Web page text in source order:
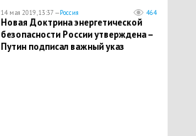
14 мая 2019, 13:37 —Россия 464
​Новая Доктрина энергетической
безопасности России утверждена –
Путин подписал важный указ